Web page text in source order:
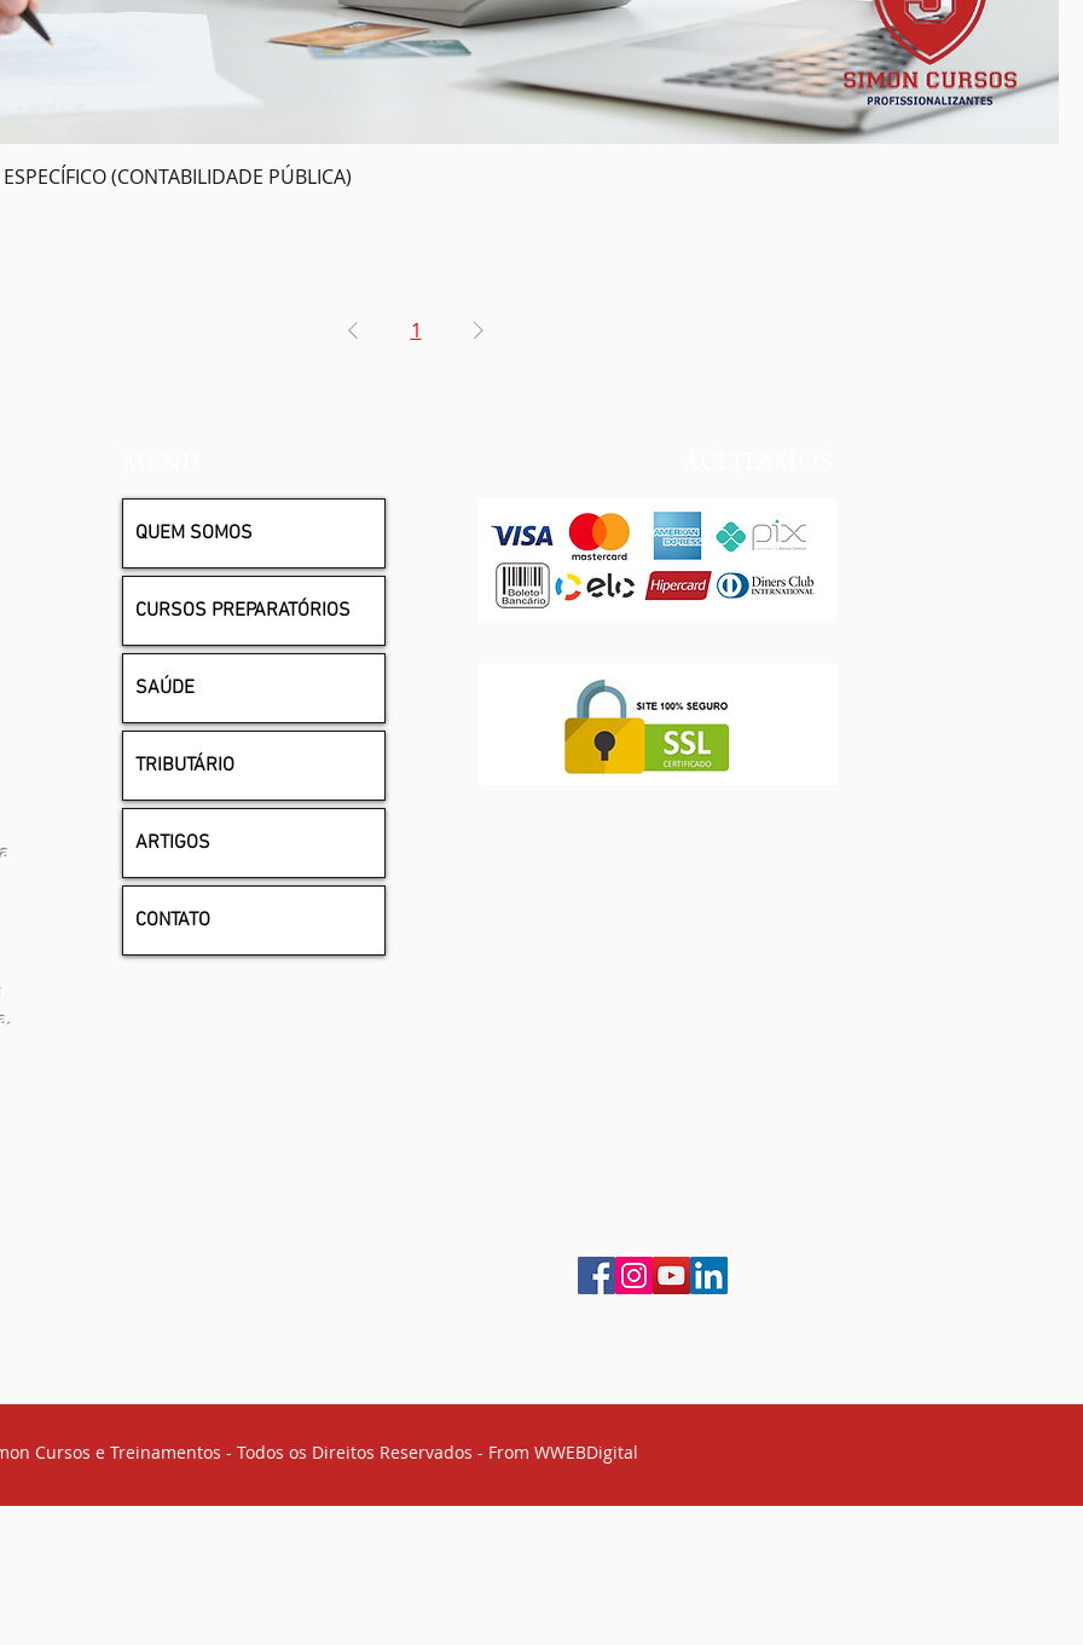
(CONTABILIDADE PÚBLICA)
1
QUEM SOMOS
CURSOS PREPARATÓRIOS
SAÚDE
TRIBUTÁRIO
ARTIGOS
CONTATO
Cursos e Treinamentos - Todos os Direitos Reservados - From WWEBDigital